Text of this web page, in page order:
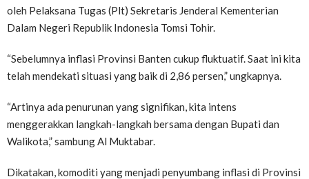
oleh Pelaksana Tugas (Plt) Sekretaris Jenderal Kementerian
Dalam Negeri Republik Indonesia Tomsi Tohir.
“Sebelumnya inflasi Provinsi Banten cukup fluktuatif. Saat ini kita
telah mendekati situasi yang baik di 2,86 persen,” ungkapnya.
“Artinya ada penurunan yang signifikan, kita intens
menggerakkan langkah-langkah bersama dengan Bupati dan
Walikota,” sambung Al Muktabar.
Dikatakan, komoditi yang menjadi penyumbang inflasi di Provinsi